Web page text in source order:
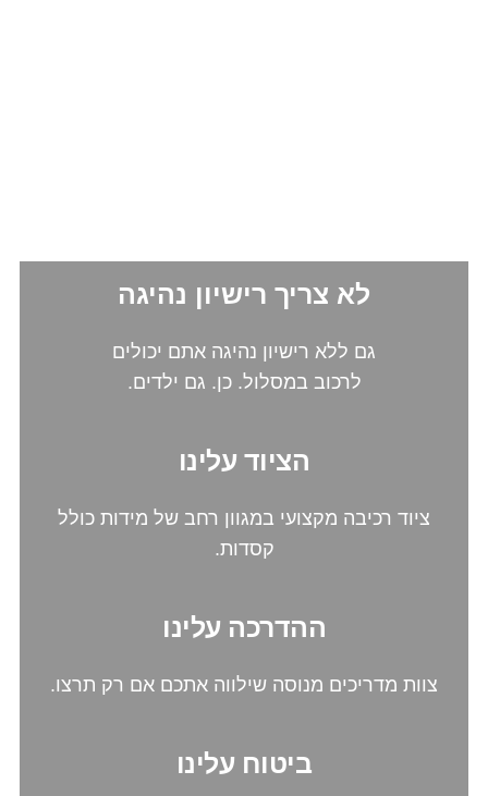
לא צריך רישיון נהיגה
גם ללא רישיון נהיגה אתם יכולים
לרכוב במסלול. כן. גם ילדים.
הציוד עלינו
ציוד רכיבה מקצועי במגוון רחב של מידות כולל
קסדות.
ההדרכה עלינו
צוות מדריכים מנוסה שילווה אתכם אם רק תרצו.
ביטוח עלינו